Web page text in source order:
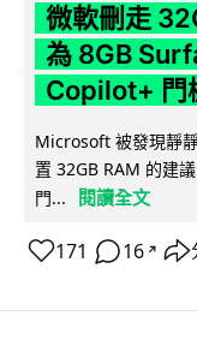
微軟刪走
為 8GB
Copilot+ 門
Microsoft 被發現靜
置 32GB RAM 的建
門...
閱讀全文
171 16 ↗